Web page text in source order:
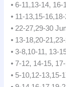
• 6-11,13-14, 16-
• 11-13,15-
• 22-27,29-30
• 13-18,20-
• 3-8,10-11, 13-
• 7-12, 14-15,
• 5-10,12-13,15-